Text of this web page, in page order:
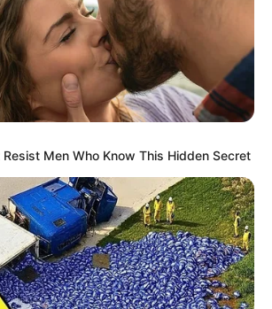
Men Who Know This Hidden Secret